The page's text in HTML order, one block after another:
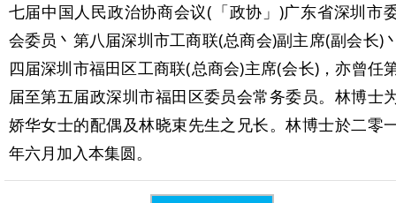
七届中国人民政治协商会议(「政协」)广东省深圳市
会委员丶第八届深圳市工商联(总商会)副主席(副会长)
四届深圳市福田区工商联(总商会)主席(会长)，亦曾任
届至第五届政深圳市福田区委员会常务委员。林博士
娇华女士的配偶及林晓束先生之兄长。林博士於二零
年六月加入本集圆。